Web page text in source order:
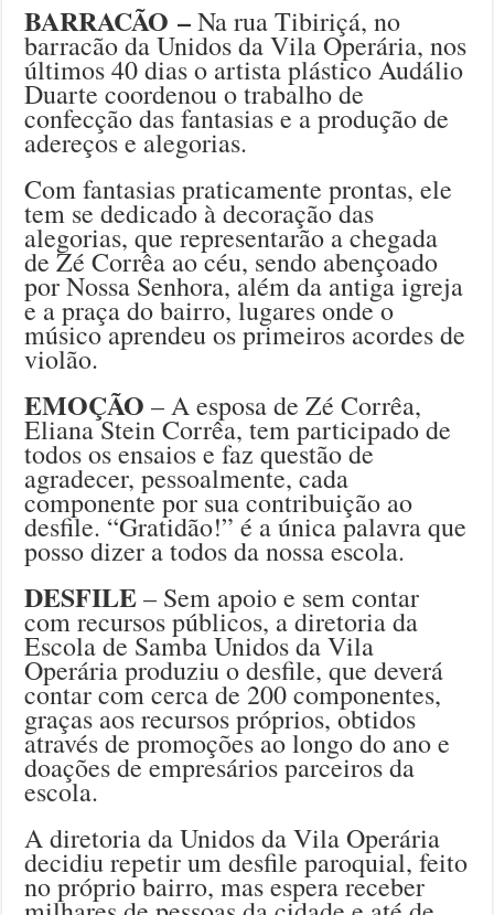
BARRACÃO –Na rua Tibiriçá, no
barracão da Unidos da Vila Operária, nos
últimos 40 dias o artista plástico Audálio
Duarte coordenou o trabalho de
confecção das fantasias e a produção de
adereços e alegorias.
Com fantasias praticamente prontas, ele
tem se dedicado à decoração das
alegorias, que representarão a chegada
de Zé Corrêa ao céu, sendo abençoado
por Nossa Senhora, além da antiga igreja
e a praça do bairro, lugares onde o
músico aprendeu os primeiros acordes de
violão.
EMOÇÃO – A esposa de Zé Corrêa,
Eliana Stein Corrêa, tem participado de
todos os ensaios e faz questão de
agradecer, pessoalmente, cada
componente por sua contribuição ao
desfile. “Gratidão!” é a única palavra que
posso dizer a todos da nossa escola.
DESFILE– Sem apoio e sem contar
com recursos públicos, a diretoria da
Escola de Samba Unidos da Vila
Operária produziu o desfile, que deverá
contar com cerca de 200 componentes,
graças aos recursos próprios, obtidos
através de promoções ao longo do ano e
doações de empresários parceiros da
escola.
A diretoria da Unidos da Vila Operária
decidiu repetir um desfile paroquial, feito
no próprio bairro, mas espera receber